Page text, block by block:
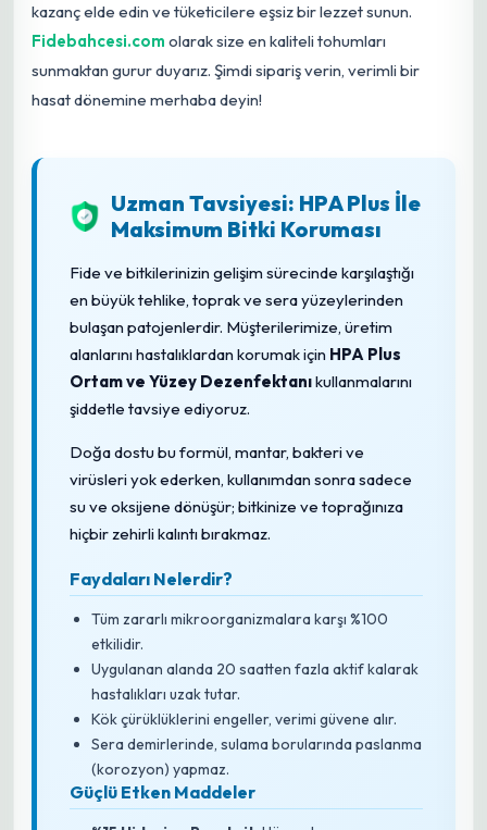
kazanç elde edin ve tüketicilere eşsiz bir lezzet sunun.
Fidebahcesi.com olarak size en kaliteli tohumları
sunmaktan gurur duyarız. Şimdi sipariş verin, verimli bir
hasat dönemine merhaba deyin!
Uzman Tavsiyesi: HPA Plus İle
Maksimum Bitki Koruması
Fide ve bitkilerinizin gelişim sürecinde karşılaştığı
en büyük tehlike, toprak ve sera yüzeylerinden
bulaşan patojenlerdir. Müşterilerimize, üretim
alanlarını hastalıklardan korumak için HPA Plus
Ortam ve Yüzey Dezenfektanıkullanmalarını
şiddetle tavsiye ediyoruz.
Doğa dostu bu formül, mantar, bakteri ve
virüsleri yok ederken, kullanımdan sonra sadece
su ve oksijene dönüşür; bitkinize ve toprağınıza
hiçbir zehirli kalıntı bırakmaz.
Faydaları Nelerdir?
Tüm zararlı mikroorganizmalara karşı %100
etkilidir.
Uygulanan alanda 20 saatten fazla aktif kalarak
hastalıkları uzak tutar.
Kök çürüklüklerini engeller, verimi güvene alır.
Sera demirlerinde, sulama borularında paslanma
(korozyon) yapmaz.
Güçlü Etken Maddeler